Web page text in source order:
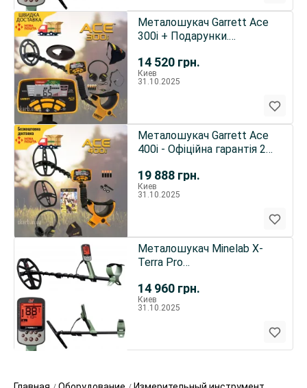
14 520 грн.
Металошукач Garrett Ace
300i + Подарунки.
Киев
31.10.2025
19 888 грн.
Металошукач Garrett Ace
400i - Офіційна гарантія 2
Киев
31.10.2025
14 960 грн.
Металошукач Minelab X-
Terra Pro
кГ
Киев
31.10.2025